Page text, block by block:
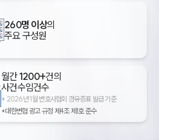
260명 이상의
주요 구성원
월간1200+건의
사건수임건수
* 2026년 1월 변호사협회 경유증표 발급 기준
*대한변협 광고 규정 제4조 제1호 준수